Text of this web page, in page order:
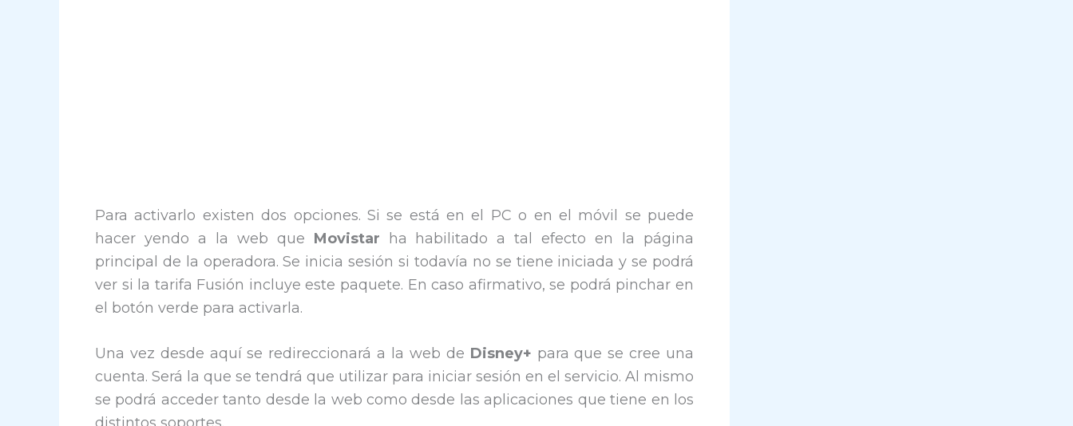
Para activarlo existen dos opciones. Si se está en el PC o en el móvil se puede
hacer yendo a la web que Movistar ha habilitado a tal efecto en la página
principal de la operadora. Se inicia sesión si todavía no se tiene iniciada y se podrá
ver si la tarifa Fusión incluye este paquete. En caso afirmativo, se podrá pinchar en
el botón verde para activarla.
Una vez desde aquí se redireccionará a la web de Disney+ para que se cree una
cuenta. Será la que se tendrá que utilizar para iniciar sesión en el servicio. Al mismo
se podrá acceder tanto desde la web como desde las aplicaciones que tiene en los